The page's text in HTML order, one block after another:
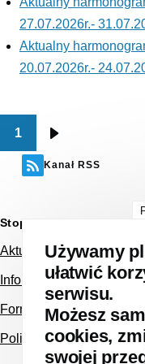
27.07.2026r.-
Aktualny
20.07.2026r.-
Stronicowanie
1
strona
Kanał RSS
Stopka strony
Aktualności
Informacja dla Pacjenta
Formularz kontaktowy
Polityka prywatności
Używamy
ułatwić
serwisu.
Możesz
cookies,
swojej